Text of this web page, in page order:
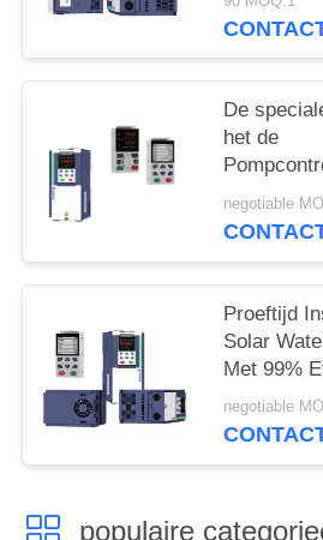
De
het de
van het
Efficiency
negotiable
Proeftijd
Solar
Met 99%
negotiable
populaire